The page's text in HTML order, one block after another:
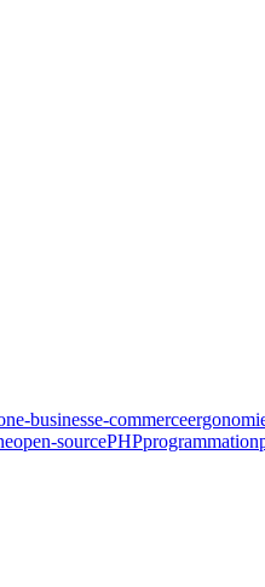
e-businesse-commerce
open-sourcePHPprogrammation